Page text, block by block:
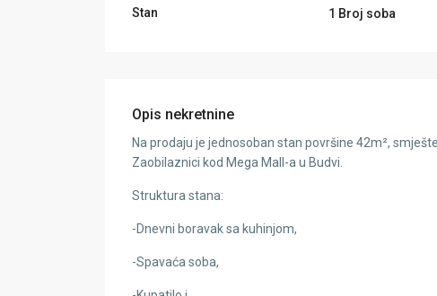
Stan
1 Broj soba
Opis nekretnine
Na prodaju je jednosoban stan površine 42m²,
Zaobilaznici kod Mega Mall-a u Budvi.
Struktura stana:
-Dnevni boravak sa kuhinjom,
-Spavaća soba,